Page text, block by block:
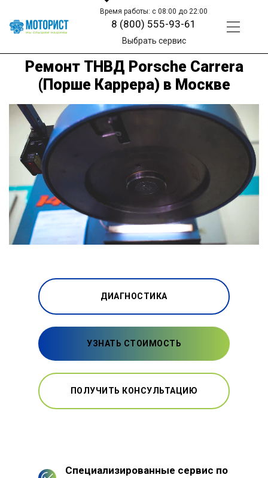
Время работы: с 08:00 до 22:00
8 (800) 555-93-61
Выбрать сервис
Ремонт ТНВД Porsche Carrera
(Порше Каррера) в Москве
ДИАГНОСТИКА
УЗНАТЬ СТОИМОСТЬ
ПОЛУЧИТЬ КОНСУЛЬТАЦИЮ
Специализированные сервис по